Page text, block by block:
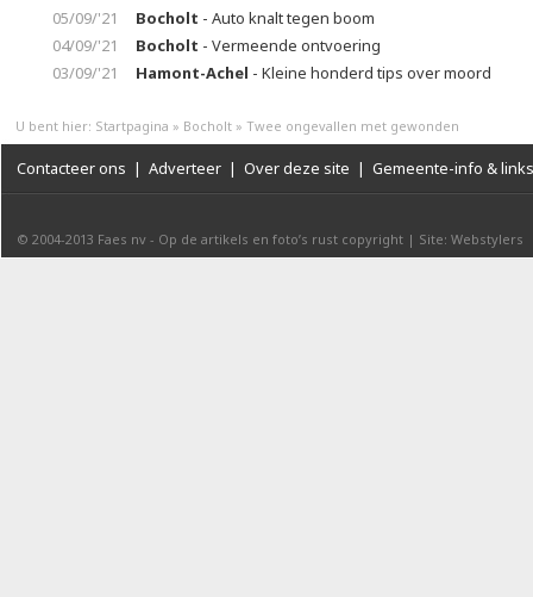
05/09/'21
Bocholt - Auto knalt tegen boom
04/09/'21
Bocholt - Vermeende ontvoering
03/09/'21
Hamont-Achel - Kleine honderd tips over moord
U bent hier: Startpagina » Bocholt » Twee ongevallen met gewonden
Contacteer ons | Adverteer | Over deze site | Gemeente-info & links
© 2004-2013 Faes nv - Op de artikels en foto’s rust copyright | Site: Webstylers